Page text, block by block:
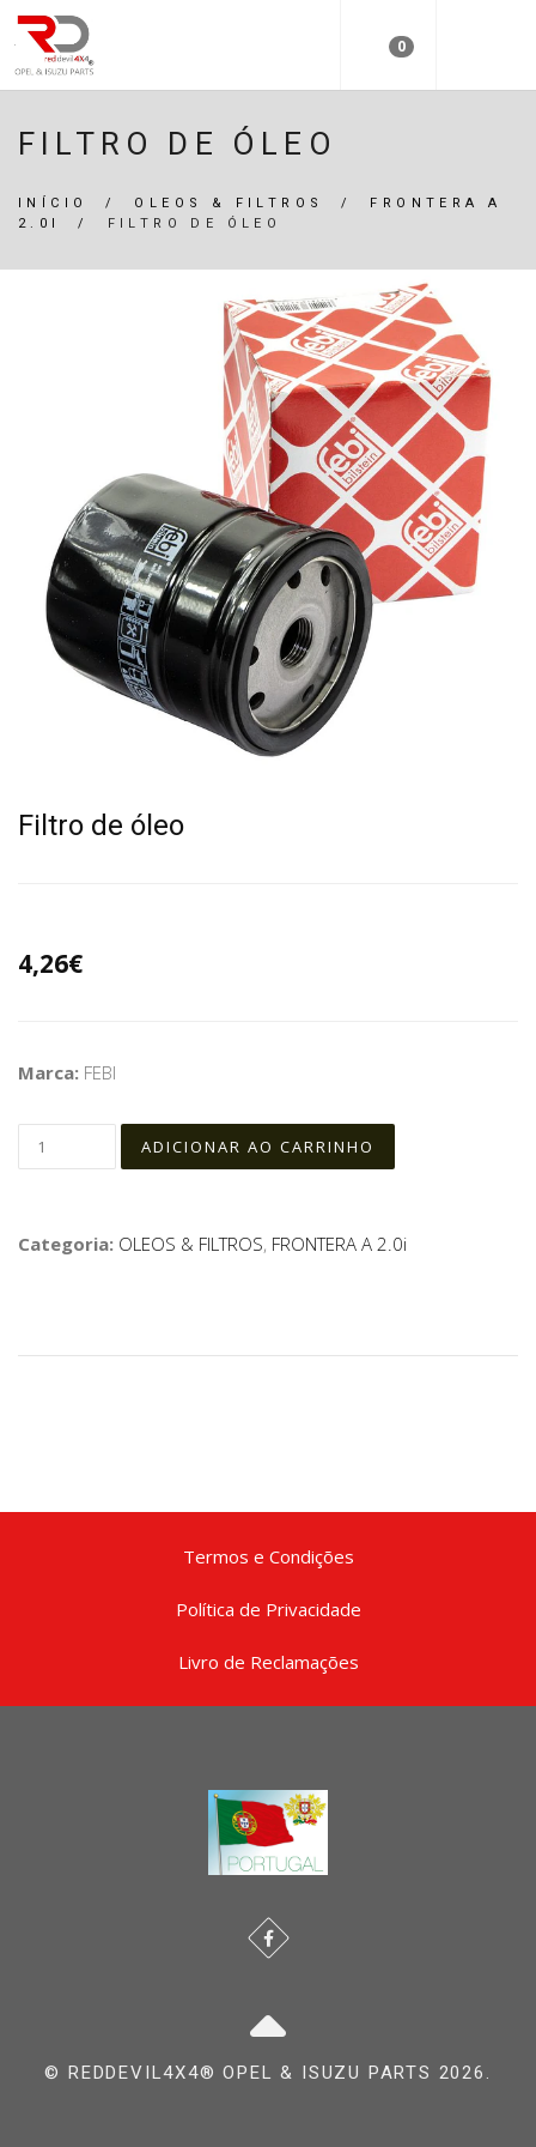
0
FILTRO DE ÓLEO
INÍCIO / OLEOS & FILTROS / FRONTERA A
2.0I
/ FILTRO DE ÓLEO
Filtro de óleo
4,26€
Marca: FEBI
Categoria: OLEOS & FILTROS, FRONTERA A 2.0i
Termos e Condições
Política de Privacidade
Livro de Reclamações
© REDDEVIL4X4® OPEL & ISUZU PARTS 2026.